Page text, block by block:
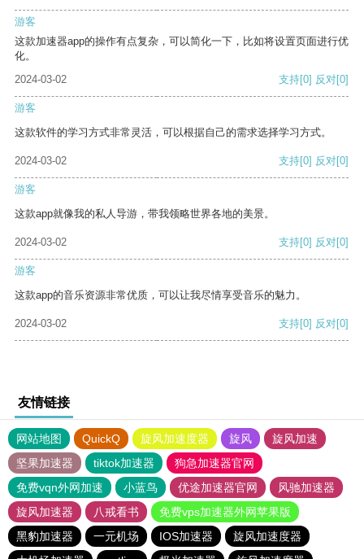
游客
这款加速器app的操作有点复杂，可以简化一下，比如将设置页面进行优
化。
2024-03-02
支持[0] 反对[0]
游客
这款软件的学习方式非常灵活，可以根据自己的需求选择学习方式。
2024-03-02 支持[0] 反对[0]
游客
这款app就像我的私人导游，带我领略世界各地的美景。
2024-03-02 支持[0] 反对[0]
游客
这款app的音乐资源非常优质，可以让我尽情享受音乐的魅力。
2024-03-02 支持[0] 反对[0]
友情链接
网站地图 QuickQ 旋风加速度器 旋风
旋风加速
坚果加速器
tiktok加速器
狗急加速器官网
免费vqn外网加速
小蓝鸟 优途加速器官网
风驰加速器
旋风加速器
八戒看书
免费vps加速器外网苹果版
黑豹加速器
一元机场 IOS加速器
旋风加速度器